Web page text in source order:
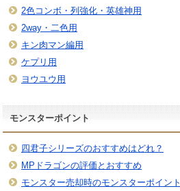
2色コンボ・列強化・英雄神用
2way・二色用
キン肉マン編用
ケプリ用
ヨウユウ用
モンスターポイント
四君子シリーズのおすすめはどれ？
MPドラゴンの評価とおすすめ
モンスター売却時のモンスターポイント